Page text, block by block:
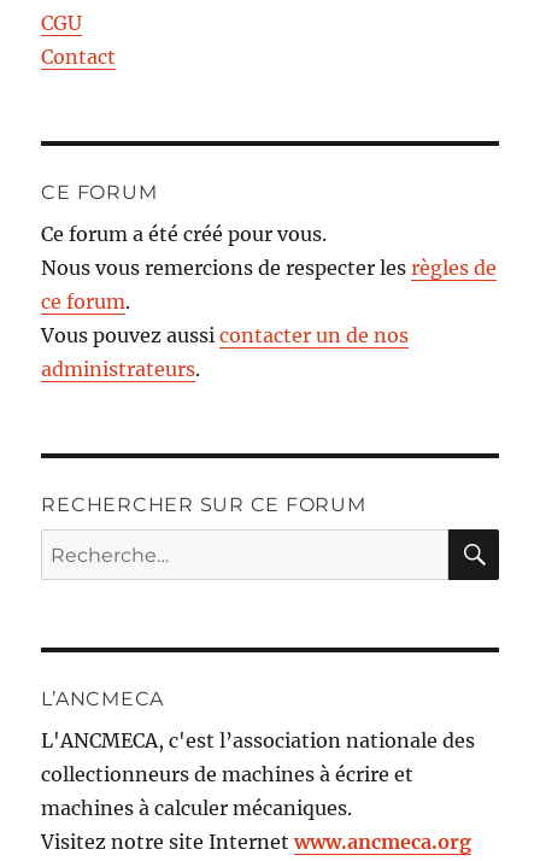
CGU
Contact
CE FORUM
Ce forum a été créé pour vous.
Nous vous remercions de respecter lesrègles de
ce forum.
Vous pouvez aussicontacter un de nos
administrateurs.
RECHERCHER SUR CE FORUM
Recherche
pour :
L’ANCMECA
L'ANCMECA, c'est l’association nationale des
collectionneurs de machines à écrire et
machines à calculer mécaniques.
Visitez notre site Internetwww.ancmeca.org